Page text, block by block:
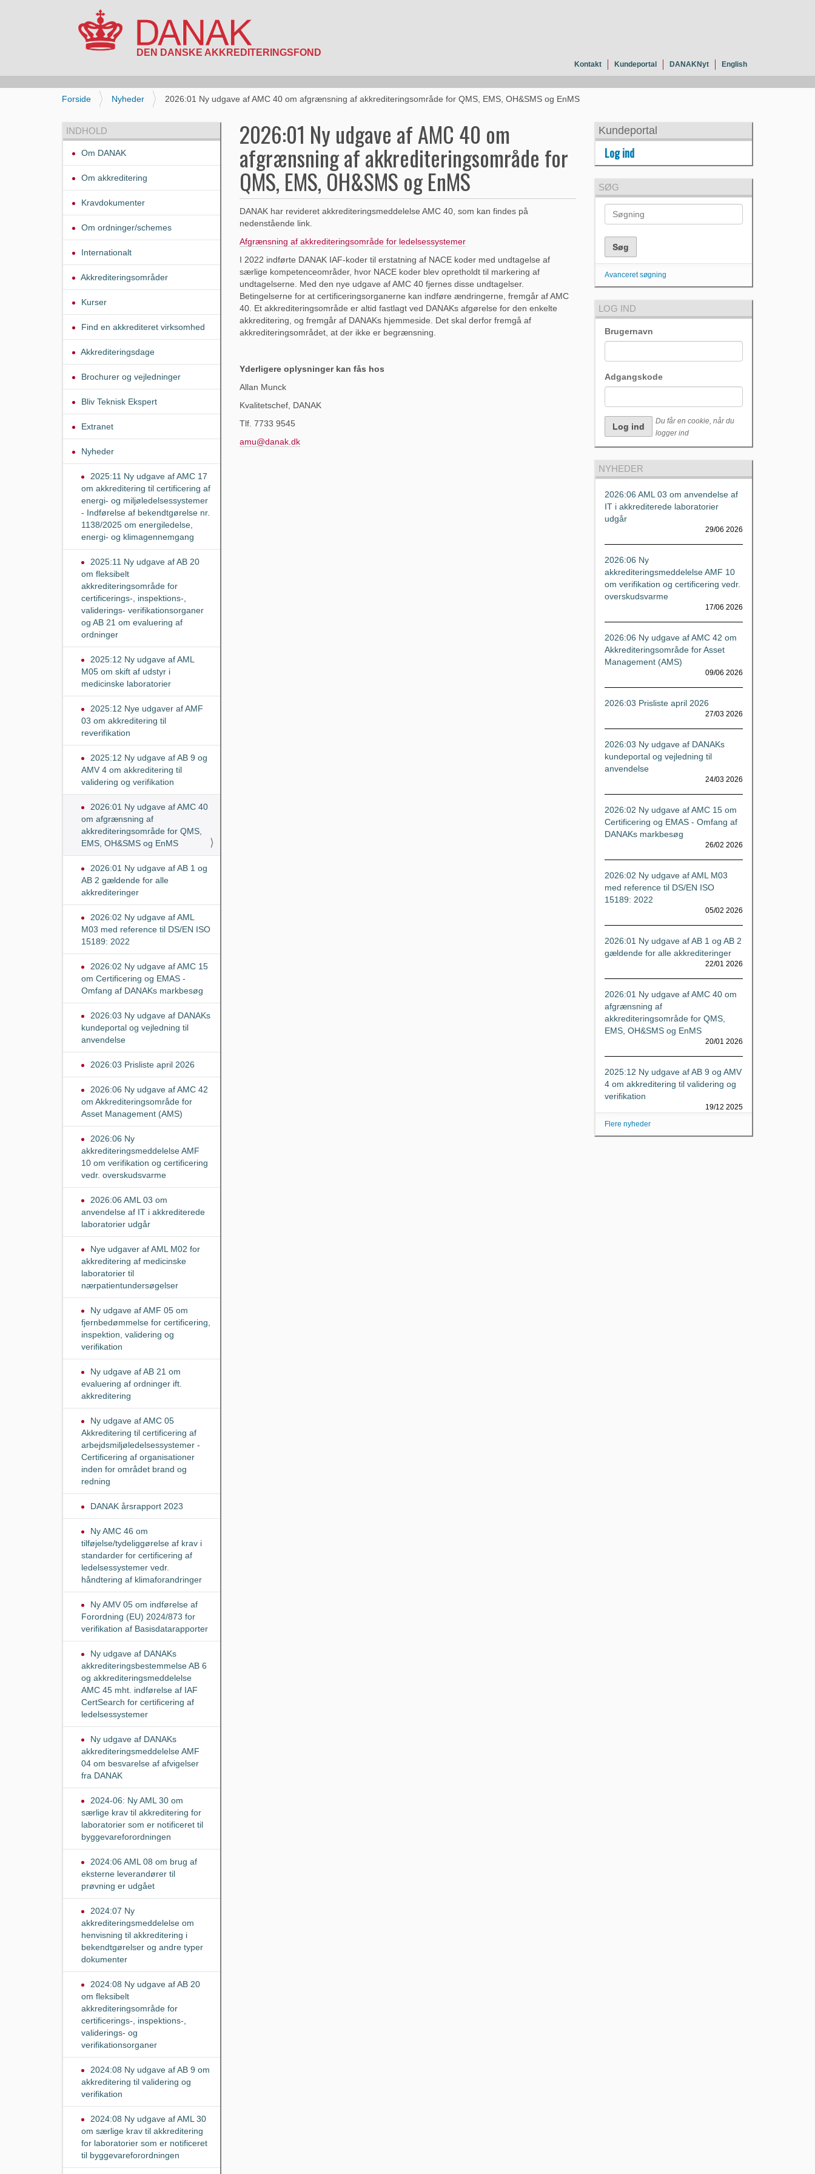
Kontakt Kundeportal DANAKNyt English
D
e
Forside Nyheder 2026:01 Ny udgave af AMC 40 om afgrænsning af akkrediteringsområde for QMS, EMS, OH&SMS og EnMS
2026:01 Ny udgave af AMC 40 om
afgrænsning af akkrediteringsområde for
QMS, EMS, OH&SMS og EnMS
DANAK har revideret akkrediteringsmeddelelse AMC 40, som kan findes på
nedenstående link.
Afgrænsning af akkrediteringsområde for ledelsessystemer
I 2022 indførte DANAK IAF-koder til erstatning af NACE koder med undtagelse af
særlige kompetenceområder, hvor NACE koder blev opretholdt til markering af
undtagelserne. Med den nye udgave af AMC 40 fjernes disse undtagelser.
Betingelserne for at certificeringsorganerne kan indføre ændringerne, fremgår af AMC
40. Et akkrediteringsområde er altid fastlagt ved DANAKs afgørelse for den enkelte
akkreditering, og fremgår af DANAKs hjemmeside. Det skal derfor fremgå af
akkrediteringsområdet, at der ikke er begrænsning.
Yderligere oplysninger kan fås hos
Allan Munck
Kvalitetschef, DANAK
Tlf. 7733 9545
amu@danak.dk
INDHOLD
Om DANAK
Om akkreditering
Kravdokumenter
Om ordninger/schemes
Internationalt
Akkrediteringsområder
Kurser
Find en akkrediteret virksomhed
Akkrediteringsdage
Brochurer og vejledninger
Bliv Teknisk Ekspert
Extranet
Nyheder
2025:11 Ny udgave af AMC 17
om akkreditering til certificering af
energi- og miljøledelsessystemer
- Indførelse af bekendtgørelse nr.
1138/2025 om energiledelse,
energi- og klimagennemgang
2025:11 Ny udgave af AB 20
om fleksibelt
akkrediteringsområde for
certificerings-, inspektions-,
validerings- verifikationsorganer
og AB 21 om evaluering af
ordninger
2025:12 Ny udgave af AML
M05 om skift af udstyr i
medicinske laboratorier
2025:12 Nye udgaver af AMF
03 om akkreditering til
reverifikation
2025:12 Ny udgave af AB 9 og
AMV 4 om akkreditering til
validering og verifikation
2026:01 Ny udgave af AMC 40
om afgrænsning af
akkrediteringsområde for QMS,
EMS, OH&SMS og EnMS
2026:01 Ny udgave af AB 1 og
AB 2 gældende for alle
akkrediteringer
2026:02 Ny udgave af AML
M03 med reference til DS/EN ISO
15189: 2022
2026:02 Ny udgave af AMC 15
om Certificering og EMAS -
Omfang af DANAKs markbesøg
2026:03 Ny udgave af DANAKs
kundeportal og vejledning til
anvendelse
2026:03 Prisliste april 2026
2026:06 Ny udgave af AMC 42
om Akkrediteringsområde for
Asset Management (AMS)
2026:06 Ny
akkrediteringsmeddelelse AMF
10 om verifikation og certificering
vedr. overskudsvarme
2026:06 AML 03 om
anvendelse af IT i akkrediterede
laboratorier udgår
Nye udgaver af AML M02 for
akkreditering af medicinske
laboratorier til
nærpatientundersøgelser
Ny udgave af AMF 05 om
fjernbedømmelse for certificering,
inspektion, validering og
verifikation
Ny udgave af AB 21 om
evaluering af ordninger ift.
akkreditering
Ny udgave af AMC 05
Akkreditering til certificering af
arbejdsmiljøledelsessystemer -
Certificering af organisationer
inden for området brand og
redning
DANAK årsrapport 2023
Ny AMC 46 om
tilføjelse/tydeliggørelse af krav i
standarder for certificering af
ledelsessystemer vedr.
håndtering af klimaforandringer
Ny AMV 05 om indførelse af
Forordning (EU) 2024/873 for
verifikation af Basisdatarapporter
Ny udgave af DANAKs
akkrediteringsbestemmelse AB 6
og akkrediteringsmeddelelse
AMC 45 mht. indførelse af IAF
CertSearch for certificering af
ledelsessystemer
Ny udgave af DANAKs
akkrediteringsmeddelelse AMF
04 om besvarelse af afvigelser
fra DANAK
2024-06: Ny AML 30 om
særlige krav til akkreditering for
laboratorier som er notificeret til
byggevareforordningen
2024:06 AML 08 om brug af
eksterne leverandører til
prøvning er udgået
2024:07 Ny
akkrediteringsmeddelelse om
henvisning til akkreditering i
bekendtgørelser og andre typer
dokumenter
2024:08 Ny udgave af AB 20
om fleksibelt
akkrediteringsområde for
certificerings-, inspektions-,
validerings- og
verifikationsorganer
2024:08 Ny udgave af AB 9 om
akkreditering til validering og
verifikation
2024:08 Ny udgave af AML 30
om særlige krav til akkreditering
for laboratorier som er notificeret
til byggevareforordningen
Kundeportal
Log ind
SØG
Avanceret søgning
LOG IND
Brugernavn
Adgangskode
Du får en cookie, når du
logger ind
NYHEDER
2026:06 AML 03 om anvendelse af
IT i akkrediterede laboratorier
udgår
29/06 2026
2026:06 Ny
akkrediteringsmeddelelse AMF 10
om verifikation og certificering vedr.
overskudsvarme
17/06 2026
2026:06 Ny udgave af AMC 42 om
Akkrediteringsområde for Asset
Management (AMS)
09/06 2026
2026:03 Prisliste april 2026
27/03 2026
2026:03 Ny udgave af DANAKs
kundeportal og vejledning til
anvendelse
24/03 2026
2026:02 Ny udgave af AMC 15 om
Certificering og EMAS - Omfang af
DANAKs markbesøg
26/02 2026
2026:02 Ny udgave af AML M03
med reference til DS/EN ISO
15189: 2022
05/02 2026
2026:01 Ny udgave af AB 1 og AB 2
gældende for alle akkrediteringer
22/01 2026
2026:01 Ny udgave af AMC 40 om
afgrænsning af
akkrediteringsområde for QMS,
EMS, OH&SMS og EnMS
20/01 2026
2025:12 Ny udgave af AB 9 og AMV
4 om akkreditering til validering og
verifikation
19/12 2025
Flere nyheder